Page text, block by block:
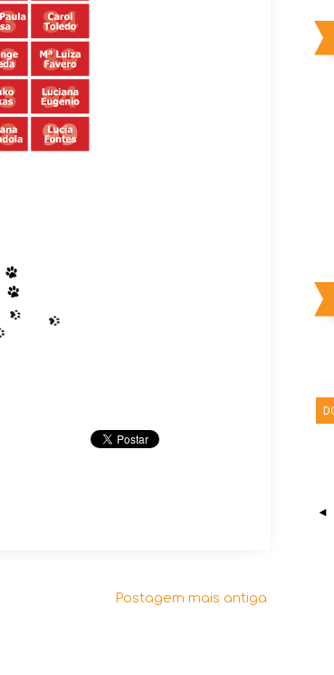
Postagem mais antiga
◄